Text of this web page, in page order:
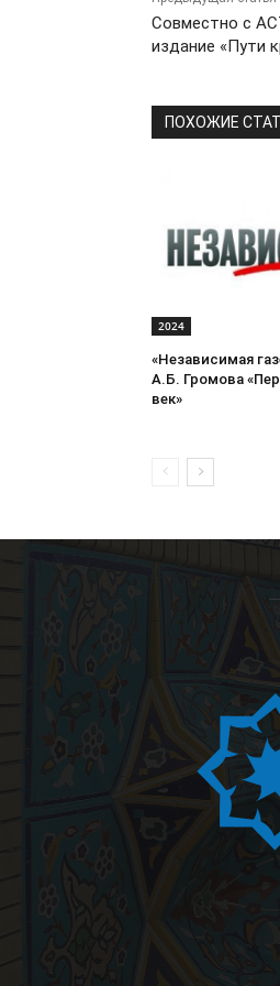
Совместно с
издание «Пути
ПОХОЖИЕ
2024
«Независимая
А.Б. Громова
век»